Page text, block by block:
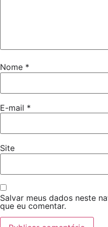
Nome *
E-mail *
Site
Salvar meus dados neste
que eu comentar.